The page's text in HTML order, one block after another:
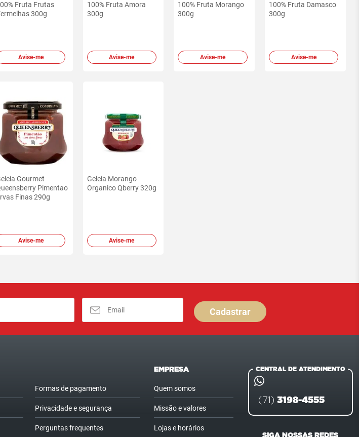
Fruta Frutas
300g
Avise-me
100% Fruta Amora
300g
Avise-me
100% Fruta Morango
300g
Avise-me
100% Fruta Damasco
300g
Avise-me
Gourmet
Pimentao
Finas 290g
Avise-me
Geleia Morango
Organico Qberry 320g
Avise-me
Cadastrar
Formas de pagamento
Privacidade e segurança
Perguntas frequentes
EMPRESA
Quem somos
Missão e valores
Lojas e horários
CENTRAL DE ATENDIMENTO
(71) 3198-4555
SIGA NOSSAS REDES